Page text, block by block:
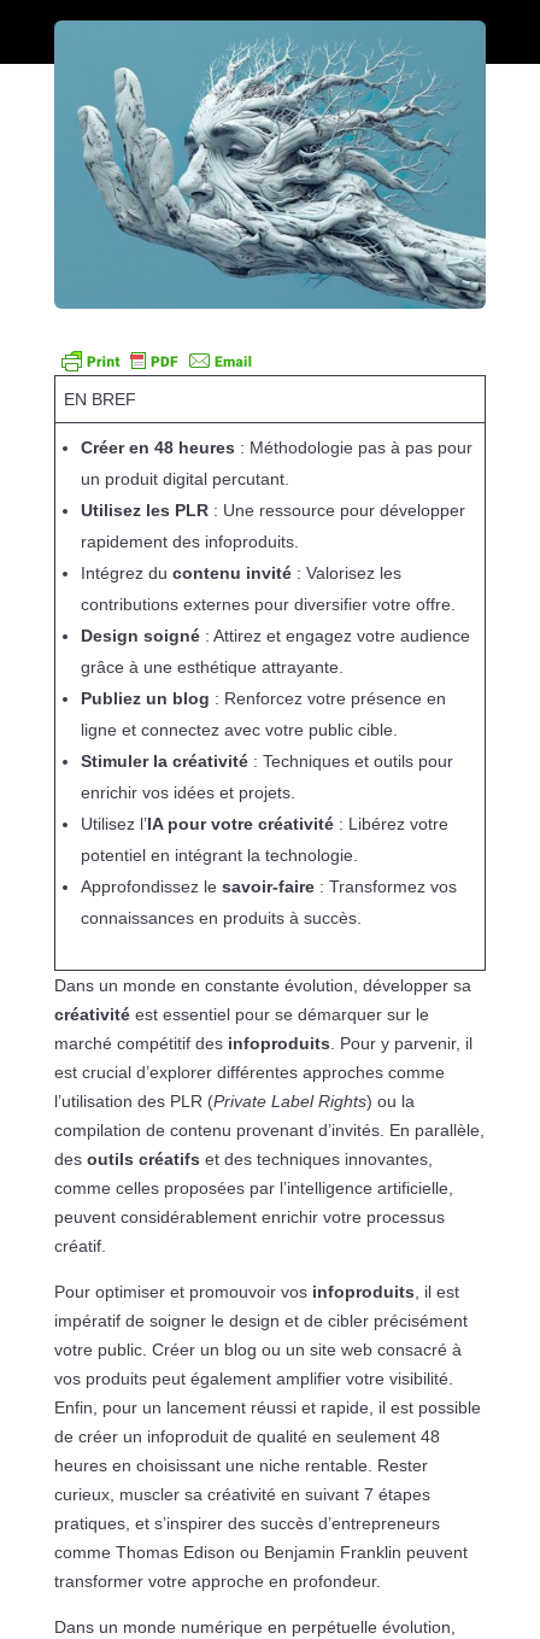
EN BREF
Créer en 48 heures : Méthodologie pas à pas pour
un produit digital percutant.
Utilisez les PLR: Une ressource pour développer
rapidement des infoproduits.
Intégrez du contenu invité: Valorisez les
contributions externes pour diversifier votre offre.
Design soigné: Attirez et engagez votre audience
grâce à une esthétique attrayante.
Publiez un blog : Renforcez votre présence en
ligne et connectez avec votre public cible.
Stimuler la créativité: Techniques et outils pour
enrichir vos idées et projets.
Utilisez l’IA pour votre créativité: Libérez votre
potentiel en intégrant la technologie.
Approfondissez le savoir-faire: Transformez vos
connaissances en produits à succès.
Dans un monde en constante évolution, développer sa
créativitéest essentiel pour se démarquer sur le
marché compétitif des infoproduits . Pour y parvenir, il
est crucial d’explorer différentes approches comme
l’utilisation des PLR (Private Label Rights) ou la
compilation de contenu provenant d’invités. En parallèle,
des outils créatifs et des techniques innovantes,
comme celles proposées par l’intelligence artificielle,
peuvent considérablement enrichir votre processus
créatif.
Pour optimiser et promouvoir vos infoproduits , il est
impératif de soigner le design et de cibler précisément
votre public. Créer un blog ou un site web consacré à
vos produits peut également amplifier votre visibilité.
Enfin, pour un lancement réussi et rapide, il est possible
de créer un infoproduit de qualité en seulement 48
heures en choisissant une niche rentable. Rester
curieux, muscler sa créativité en suivant 7 étapes
pratiques, et s’inspirer des succès d’entrepreneurs
comme Thomas Edison ou Benjamin Franklin peuvent
transformer votre approche en profondeur.
Dans un monde numérique en perpétuelle évolution,